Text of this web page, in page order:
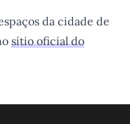
da cidade de
sítio oficial do